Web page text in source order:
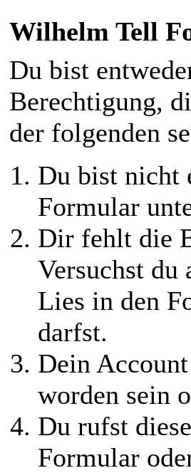
Wilhelm Tell
Du bist
Berechtigung,
der folgenden
Du bist nicht
Formular
Dir fehlt die
Versuchst du
Lies in den
darfst.
Dein
worden sein
Du rufst
Formular